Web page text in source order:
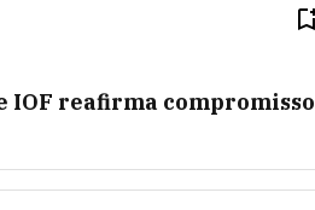
IOF reafirma compromisso